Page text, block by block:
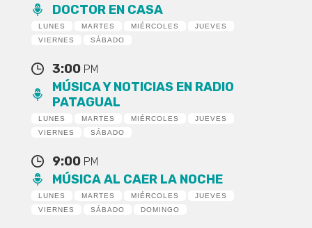
DOCTOR EN CASA
LUNES MARTES MIÉRCOLES
JUEVES
VIERNES
SÁBADO
3:00 PM
MÚSICA Y NOTICIAS EN RADIO
PATAGUAL
LUNES MARTES MIÉRCOLES
JUEVES
VIERNES
SÁBADO
9:00 PM
MÚSICA AL CAER LA NOCHE
LUNES MARTES MIÉRCOLES
JUEVES
VIERNES
SÁBADO DOMINGO